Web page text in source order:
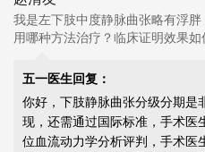
我是左下肢中度静脉曲张略有浮
用哪种方法治疗？临床证明效果如
五一医生回复：
你好，下肢静脉曲张分级分期是
现，还需通过国际标准，手术医
位血流动力学分析评判，手术医